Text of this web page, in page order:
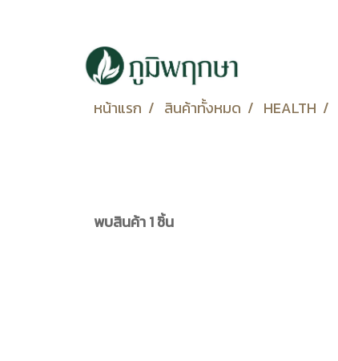
หน้าแรก สินค้าทั้งหมด HEALTH
พบสินค้า 1 ชิ้น